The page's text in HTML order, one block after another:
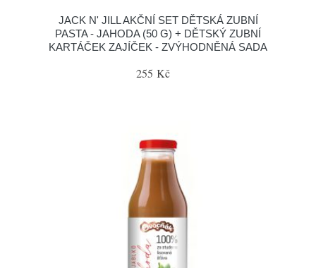
JACK N' JILL AKČNÍ SET DĚTSKÁ ZUBNÍ
PASTA - JAHODA (50 G) + DĚTSKÝ ZUBNÍ
KARTÁČEK ZAJÍČEK - ZVÝHODNĚNÁ SADA
255 Kč